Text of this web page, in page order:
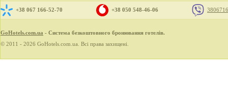
+38 067 166-52-70 +38 050 548-46-06
GoHotels.com.ua - Система безкоштовного бронювання готелів.
© 2011 - 2026 GoHotels.com.ua. Всі права захищені.